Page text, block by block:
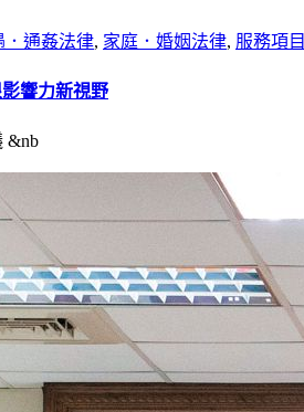
．通姦法律, 家庭．婚姻法律, 服務項目
響力新視野
&nb